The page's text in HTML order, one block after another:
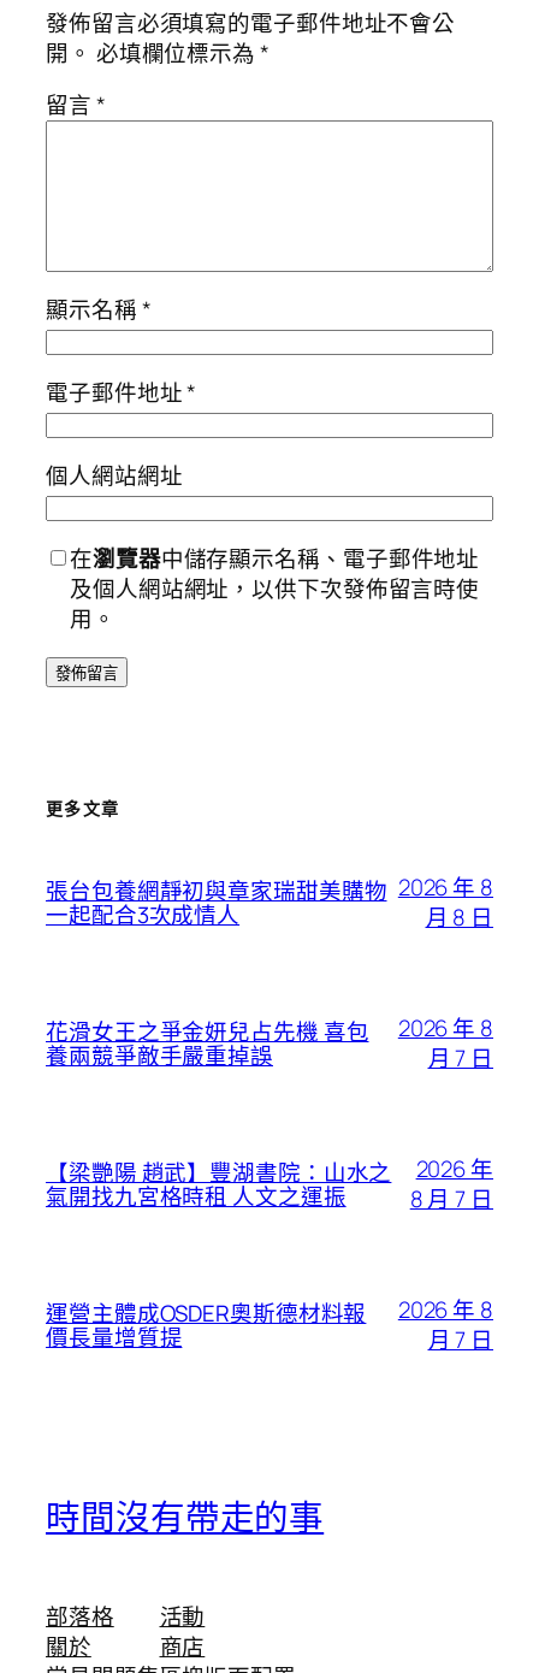
發佈留言必須填寫的電子郵件地址不會公
開。 必填欄位標示為*
留言*
顯示名稱*
電子郵件地址*
個人網站網址
在瀏覽器中儲存顯示名稱、電子郵件地址
及個人網站網址，以供下次發佈留言時使
用。
更多文章
張台包養網靜初與章家瑞甜美購物
一起配合3次成情人
2026 年 8
月 8 日
花滑女王之爭金妍兒占先機 喜包
養兩競爭敵手嚴重掉誤
2026 年 8
月 7 日
【梁艷陽 趙武】豐湖書院：山水之
氣開找九宮格時租 人文之運振
2026 年
8 月 7 日
運營主體成OSDER奧斯德材料報
價長量增質提
2026 年 8
月 7 日
時間沒有帶走的事
部落格
關於
活動
商店